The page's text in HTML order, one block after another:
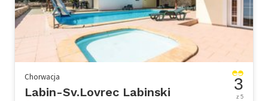
Chorwacja
Labin-Sv.Lovrec Labinski 3
z 5